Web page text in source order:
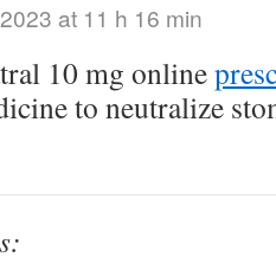
at 11 h 16 min
10 mg online
to neutralize